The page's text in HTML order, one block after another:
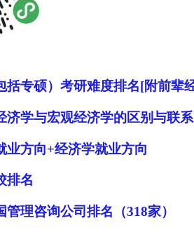
括专硕）考研难度排名[附前辈
济学与宏观经济学的区别与联系
业方向+经济学就业方向
排名
管理咨询公司排名（318家）